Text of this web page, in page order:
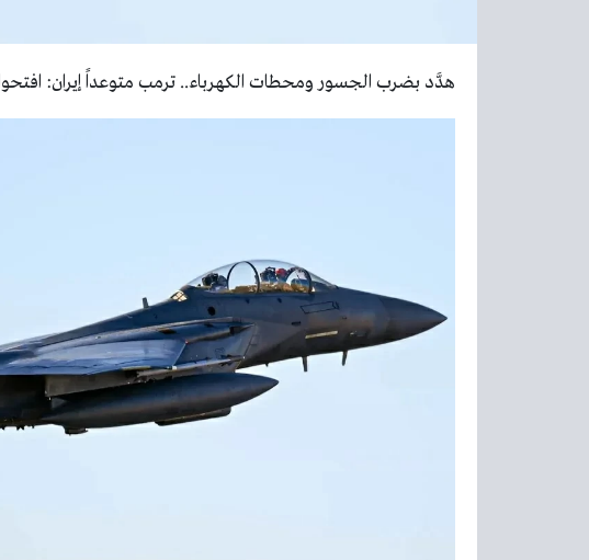
هدَّد بضرب الجسور ومحطات الكهرباء.. ترمب متوعداً إيران: